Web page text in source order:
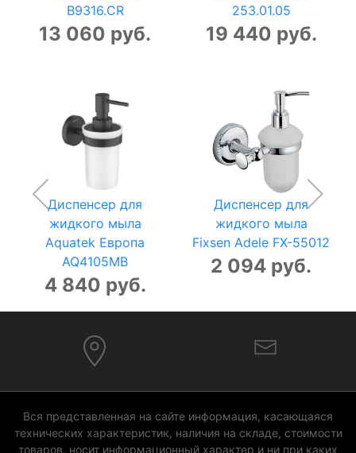
B9316.CR
13 060 руб.
253.01.05
19 440 руб.
Диспенсер для
жидкого мыла
Aquatek Европа
AQ4105MB
4 840 руб.
Диспенсер для
жидкого мыла
Fixsen Adele FX-55012
2 094 руб.
Вся представленная на сайте информация, касающаяся
технических характеристик, наличия на складе, стоимости
товаров, носит информационный характер и ни при каких